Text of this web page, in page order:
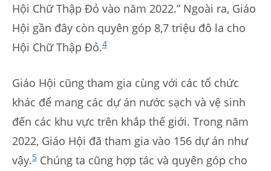
Hội Chữ Thập Đỏ vào năm 2022.” Ngoài ra, Giáo
Hội gần đây còn quyên góp 8,7 triệu đô la cho
Hội Chữ Thập Đỏ.4
Giáo Hội cũng tham gia cùng với các tổ chức
khác để mang các dự án nước sạch và vệ sinh
đến các khu vực trên khắp thế giới. Trong năm
2022, Giáo Hội đã tham gia vào 156 dự án như
vậy.5 Chúng ta cũng hợp tác và quyên góp cho